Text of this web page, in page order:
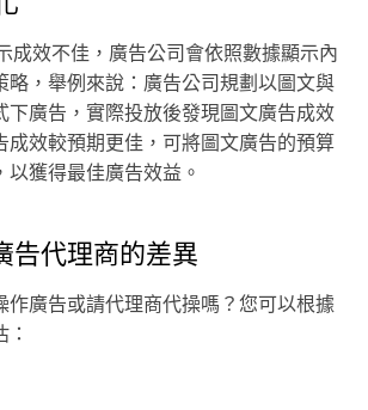
成效不佳，廣告公司會依照數據顯示內
略，舉例來說：廣告公司規劃以圖文與
下廣告，實際投放後發現圖文廣告成效
成效較預期更佳，可將圖文廣告的預算
以獲得最佳廣告效益。
告代理商的差異
作廣告或請代理商代操嗎？您可以根據